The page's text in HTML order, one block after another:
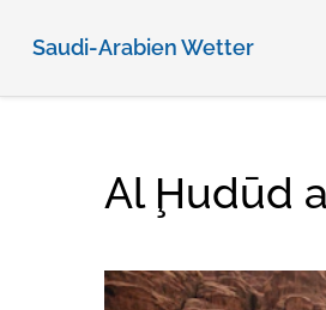
Saudi-Arabien Wetter
Al Ḩudūd